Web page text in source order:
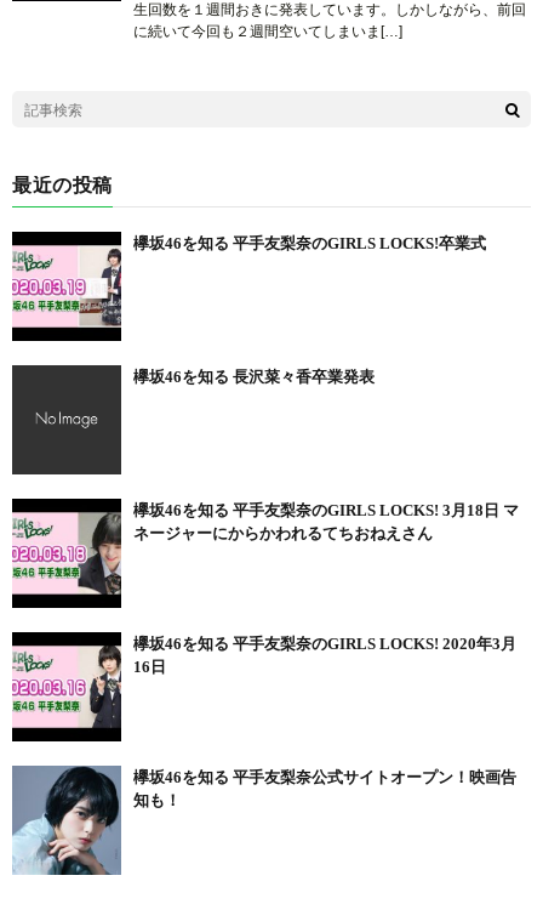
生回数を１週間おきに発表しています。しかしながら、前回
に続いて今回も２週間空いてしまいま[…]
最近の投稿
欅坂46を知る 平手友梨奈のGIRLS LOCKS!卒業式
欅坂46を知る 長沢菜々香卒業発表
欅坂46を知る 平手友梨奈のGIRLS LOCKS! 3月18日 マ
ネージャーにからかわれるてちおねえさん
欅坂46を知る 平手友梨奈のGIRLS LOCKS! 2020年3月
16日
欅坂46を知る 平手友梨奈公式サイトオープン！映画告
知も！